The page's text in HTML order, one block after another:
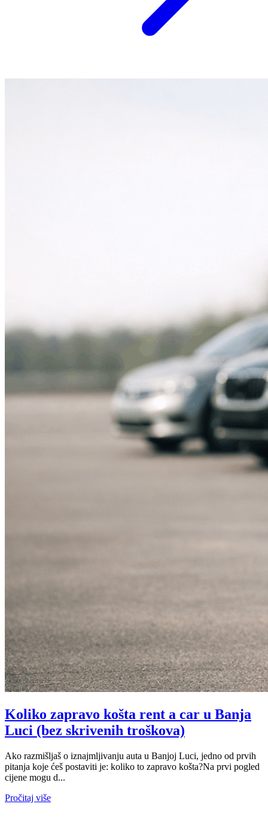
Koliko zapravo košta rent a car u Banja
Luci (bez skrivenih troškova)
Ako razmišljaš o iznajmljivanju auta u Banjoj Luci, jedno od prvih
pitanja koje ćeš postaviti je: koliko to zapravo košta?Na prvi pogled
cijene mogu d...
Pročitaj više